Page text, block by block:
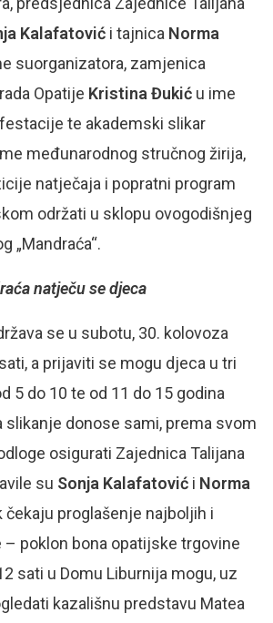
Kalafatović i tajnica Norma
suorganizatora, zamjenica
Opatije Kristina Đukić u ime
te akademski slikar
međunarodnog stručnog žirija,
natječaja i popratni program
održati u sklopu ovogodišnjeg
„Mandraća“.
natječu se djeca
se u subotu, 30. kolovoza
a prijaviti se mogu djeca u tri
5 do 10 te od 11 do 15 godina
slikanje donose sami, prema svom
osigurati Zajednica Talijana
su Sonja Kalafatović i Norma
čekaju proglašenje najboljih i
– poklon bona opatijske trgovine
sati u Domu Liburnija mogu, uz
kazališnu predstavu Matea